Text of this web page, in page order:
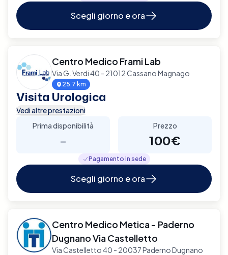
Scegli giorno e ora
Centro Medico Frami Lab
Via G. Verdi 40 - 21012 Cassano Magnago
25.7 km
Visita Urologica
Vedi altre prestazioni
Prima disponibilità
-
Prezzo
100€
Pagamento in sede
Scegli giorno e ora
Centro Medico Metica - Paderno
Dugnano Via Castelletto
Via Castelletto 40 - 20037 Paderno Dugnano